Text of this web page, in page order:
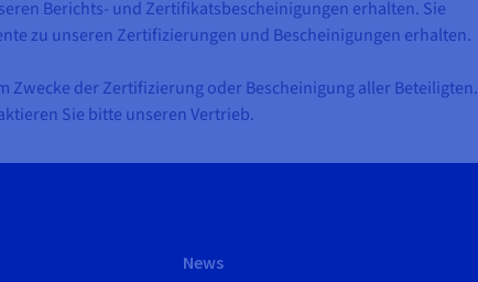
Berichts- und Zertifikatsbescheinigungen erhalten. Sie
zu unseren Zertifizierungen und Bescheinigungen erhalten.
Zwecke der Zertifizierung oder Bescheinigung aller Beteiligten.
Sie bitte unseren Vertrieb.
News